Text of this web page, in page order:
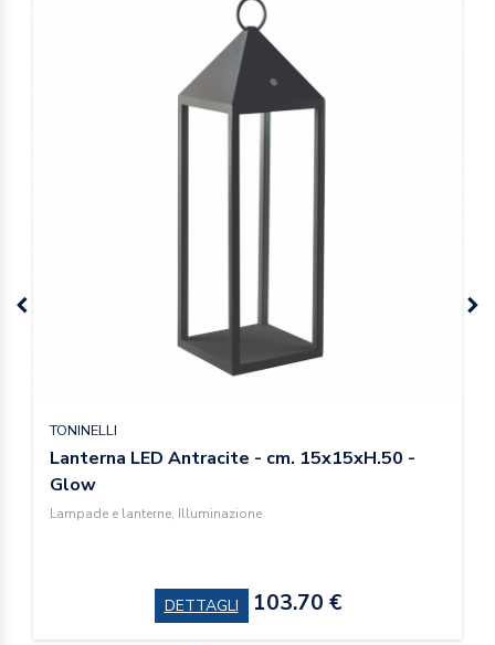
TONINELLI
Lanterna LED Antracite - cm. 15x15xH.50 -
Glow
Lampade e lanterne, Illuminazione
DETTAGLI 103.70 €